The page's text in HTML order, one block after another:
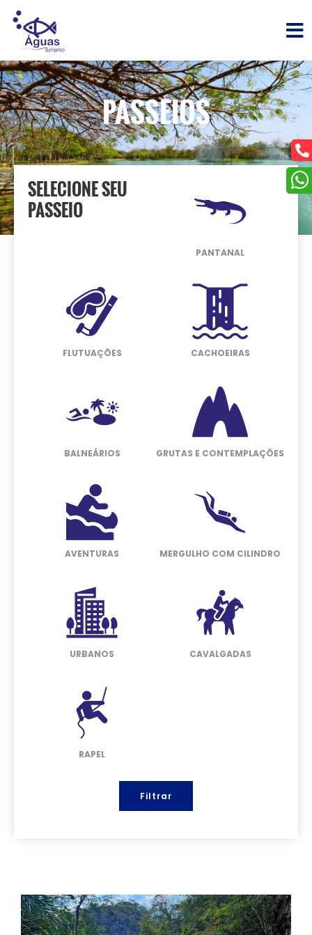
PASSEIOS
SELECIONE SEU
PASSEIO
PANTANAL
FLUTUAÇÕES CACHOEIRAS
BALNEÁRIOS GRUTAS E CONTEMPLAÇÕES
AVENTURAS MERGULHO COM CILINDRO
URBANOS CAVALGADAS
RAPEL
Filtrar